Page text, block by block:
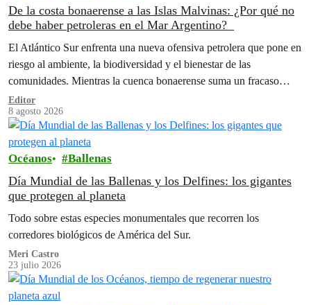
De la costa bonaerense a las Islas Malvinas: ¿Por qué no
debe haber petroleras en el Mar Argentino?
El Atlántico Sur enfrenta una nueva ofensiva petrolera que pone en
riesgo al ambiente, la biodiversidad y el bienestar de las
comunidades. Mientras la cuenca bonaerense suma un fracaso
rotundo…
Editor
8 agosto 2026
Océanos Ballenas
Día Mundial de las Ballenas y los Delfines: los gigantes
que protegen al planeta
Todo sobre estas especies monumentales que recorren los
corredores biológicos de América del Sur.
Meri Castro
23 julio 2026